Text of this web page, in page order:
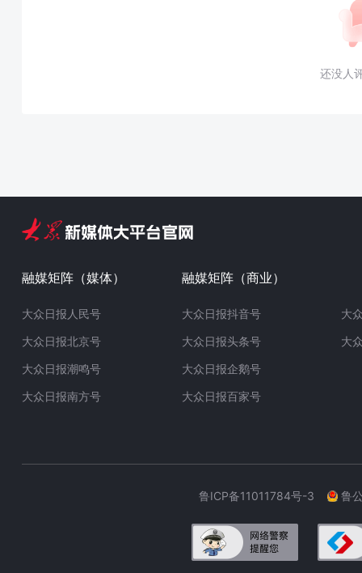
还没人
融媒矩阵（媒体）
大众日报人民号
大众日报北京号
大众日报潮鸣号
大众日报南方号
融媒矩阵（商业）
大众日报抖音号
大众日报头条号
大众日报企鹅号
大众日报百家号
大
大
鲁ICP备11011784号-3 鲁